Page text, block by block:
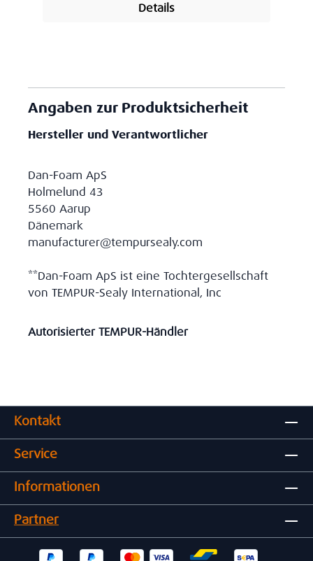
Details
Angaben zur Produktsicherheit
Hersteller und Verantwortlicher
Dan-Foam ApS
Holmelund 43
5560 Aarup
Dänemark
manufacturer@tempursealy.com
**Dan-Foam ApS ist eine Tochtergesellschaft
von TEMPUR-Sealy International, Inc
Autorisierter TEMPUR-Händler
Kontakt
Service
Informationen
Partner